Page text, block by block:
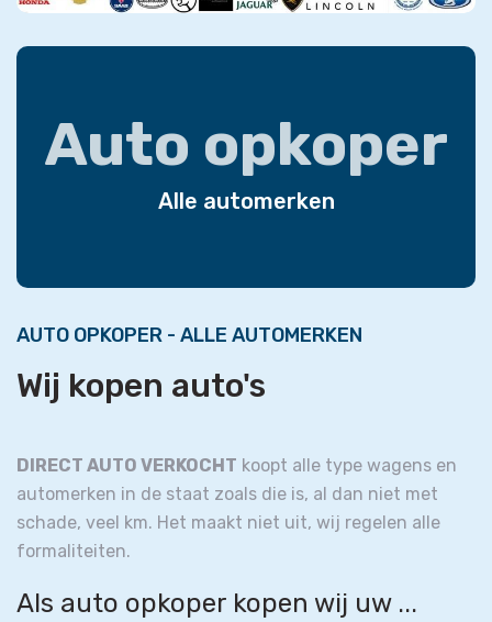
Auto opkoper
Alle automerken
AUTO OPKOPER - ALLE AUTOMERKEN
Wij kopen auto's
DIRECT AUTO VERKOCHT koopt alle type wagens en
automerken in de staat zoals die is, al dan niet met
schade, veel km. Het maakt niet uit, wij regelen alle
formaliteiten.
Als auto opkoper kopen wij uw ...